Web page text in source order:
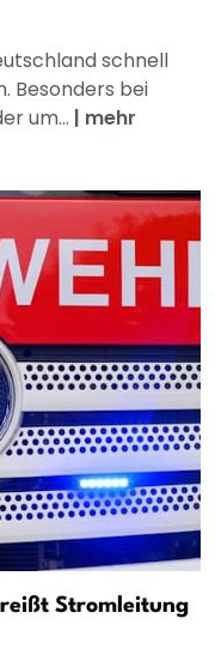
schnell
Besonders bei
um... | mehr
Stromleitung